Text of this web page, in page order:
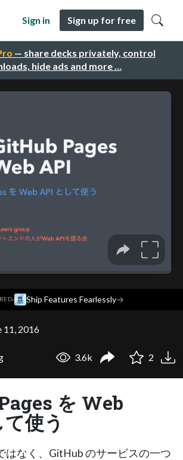
— share decks privately, control
hide ads and more …
Sign in Sign up for free
· Ship Features Fearlessly→
11, 2016
3.6k 2
を Web
使う
はなく、GitHub のサービスの一つ